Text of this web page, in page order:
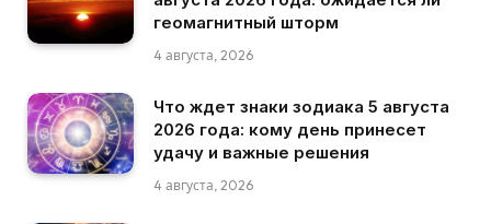
геомагнитный шторм
4 августа, 2026
Что ждет знаки зодиака 5 августа
2026 года: кому день принесет
удачу и важные решения
4 августа, 2026